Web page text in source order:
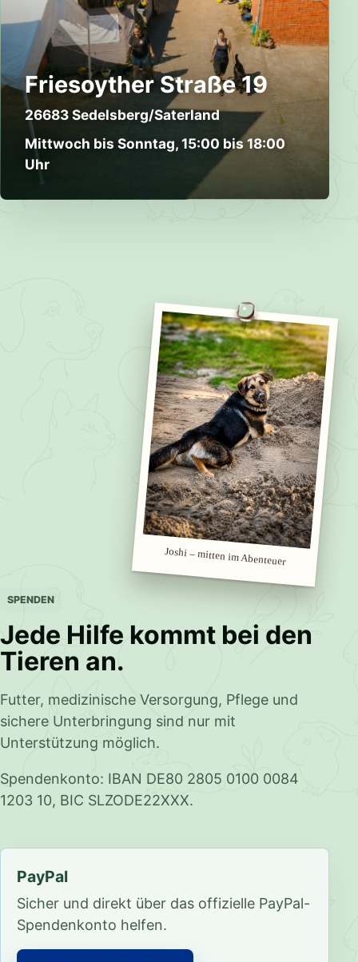
Friesoyther Straße 19
26683 Sedelsberg/Saterland
Mittwoch bis Sonntag, 15:00 bis 18:00
Uhr
Joshi – mitten im Abenteuer
SPENDEN
Jede Hilfe kommt bei den
Tieren an.
Futter, medizinische Versorgung, Pflege und
sichere Unterbringung sind nur mit
Unterstützung möglich.
Spendenkonto: IBAN DE80 2805 0100 0084
1203 10, BIC SLZODE22XXX.
PayPal
Sicher und direkt über das offizielle PayPal-
Spendenkonto helfen.